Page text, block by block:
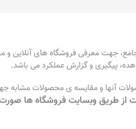
جهت معرفی فروشگاه های آنلاین و
پیگیری و گزارش عملکرد می باشد.
آنها و مقایسه ی محصولات مشابه
از طریق وبسایت فروشگاه ها